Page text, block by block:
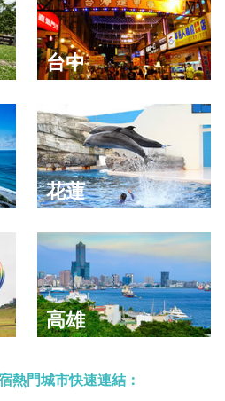
台中
花蓮
高雄
熱門城市快速連結：